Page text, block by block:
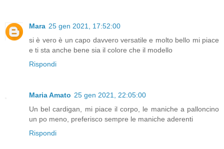
Mara 25 gen 2021, 17:52:00
si è vero è un capo davvero versatile e molto bello mi piace
e ti sta anche bene sia il colore che il modello
Rispondi
Maria Amato 25 gen 2021, 22:05:00
Un bel cardigan, mi piace il corpo, le maniche a palloncino
un po meno, preferisco sempre le maniche aderenti
Rispondi